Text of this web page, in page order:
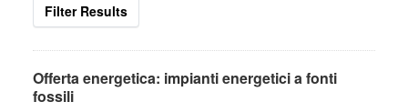
Filter Results
Offerta energetica: impianti energetici a fonti
fossili